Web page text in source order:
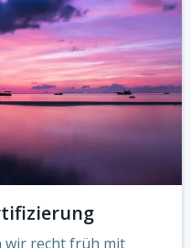
wir recht früh mit